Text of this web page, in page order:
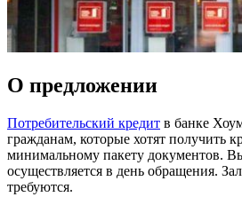
О предложении
Потребительский кредит в банке
гражданам, которые хотят получить
минимальному пакету документов.
осуществляется в день обращения.
требуются.